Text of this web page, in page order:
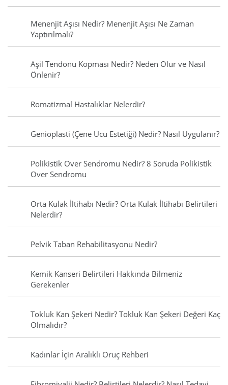
Menenjit Aşısı Nedir? Menenjit Aşısı Ne Zaman
Yaptırılmalı?
Aşil Tendonu Kopması Nedir? Neden Olur ve Nasıl
Önlenir?
Romatizmal Hastalıklar Nelerdir?
Genioplasti (Çene Ucu Estetiği) Nedir? Nasıl Uygulanır?
Polikistik Over Sendromu Nedir? 8 Soruda Polikistik
Over Sendromu
Orta Kulak İltihabı Nedir? Orta Kulak İltihabı Belirtileri
Nelerdir?
Pelvik Taban Rehabilitasyonu Nedir?
Kemik Kanseri Belirtileri Hakkında Bilmeniz
Gerekenler
Tokluk Kan Şekeri Nedir? Tokluk Kan Şekeri Değeri Kaç
Olmalıdır?
Kadınlar İçin Aralıklı Oruç Rehberi